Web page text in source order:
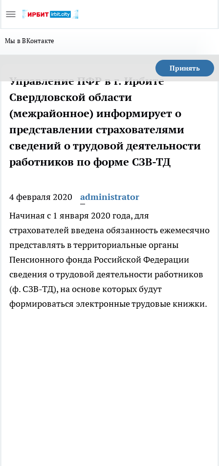
Мы в ВКонтакте
Принять
Управление ПФР в г. Ирбите
Свердловской области
(межрайонное) информирует о
представлении страхователями
сведений о трудовой деятельности
работников по форме СЗВ-ТД
4 февраля 2020
administrator
Начиная с 1 января 2020 года, для
страхователей введена обязанность ежемесячно
представлять в территориальные органы
Пенсионного фонда Российской Федерации
сведения о трудовой деятельности работников
(ф. СЗВ-ТД), на основе которых будут
формироваться электронные трудовые книжки.